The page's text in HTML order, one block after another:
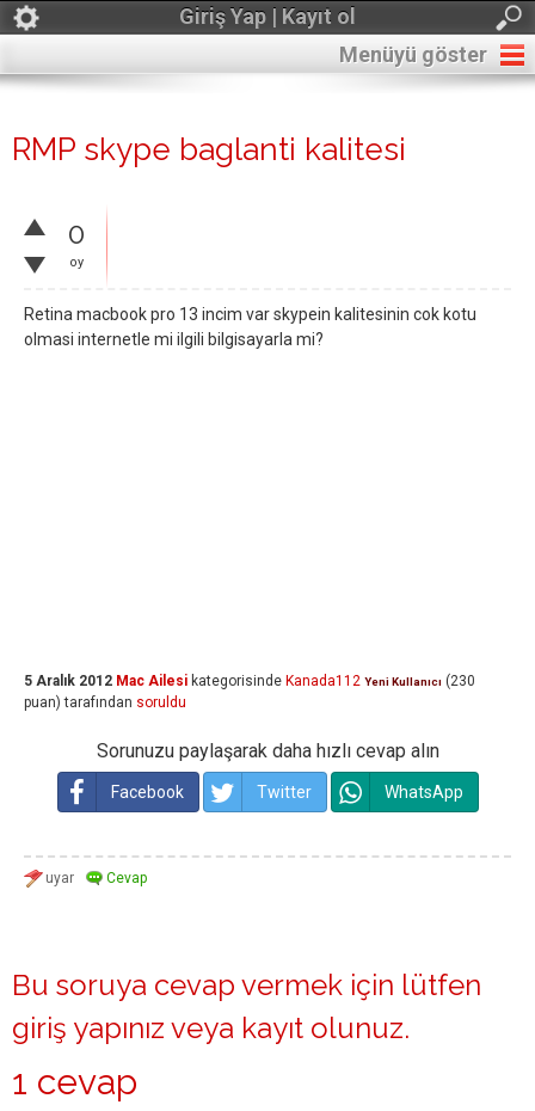
Giriş Yap | Kayıt ol
Menüyü göster
RMP skype baglanti kalitesi
0
oy
Retina macbook pro 13 incim var skypein kalitesinin cok kotu
olmasi internetle mi ilgili bilgisayarla mi?
5 Aralık 2012 Mac Ailesi kategorisinde Kanada112 Yeni Kullanıcı (230
puan) tarafından soruldu
Sorunuzu paylaşarak daha hızlı cevap alın
Facebook Twitter WhatsApp
Bu soruya cevap vermek için lütfen
giriş yapınız veya kayıt olunuz.
1 cevap